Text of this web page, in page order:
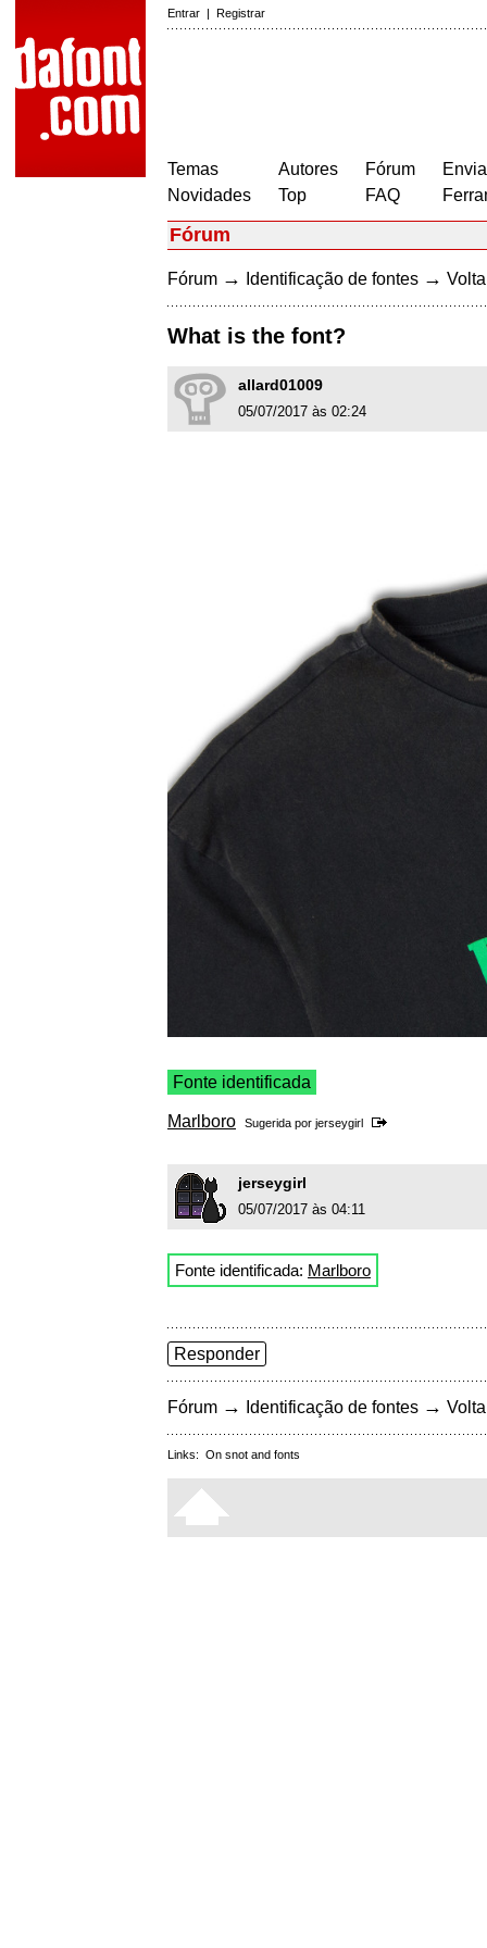
Entrar | Registrar
Temas
Novidades
Autores
Top
Fórum
FAQ
Fórum
Fórum → Identificação de fontes →
What is the font?
allard01009
05/07/2017 às 02:24
Fonte identificada
Marlboro Sugerida por jerseygirl
jerseygirl
05/07/2017 às 04:11
Fonte identificada: Marlboro
Responder
Fórum → Identificação de fontes →
Links: On snot and fonts